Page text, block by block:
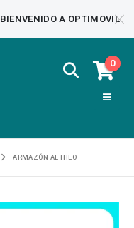
BIENVENIDO A OPTIMOVIL
0
ARMAZÓN AL HILO